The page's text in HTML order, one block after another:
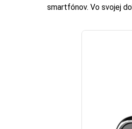
smartfónov. Vo svojej